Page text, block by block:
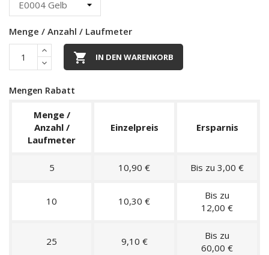
Menge / Anzahl / Laufmeter
 IN DEN WARENKORB
Mengen Rabatt
Menge /
Anzahl /
Laufmeter
Einzelpreis Ersparnis
5 10,90 € Bis zu 3,00 €
10 10,30 €
Bis zu
12,00 €
25 9,10 €
Bis zu
60,00 €